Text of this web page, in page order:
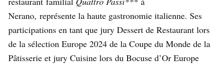
Nerano, représente la haute gastronomie italienne. Ses
participations en tant que jury Dessert de Restaurant lors
de la sélection Europe 2024 de la Coupe du Monde de la
Pâtisserie et jury Cuisine lors du Bocuse d’Or Europe